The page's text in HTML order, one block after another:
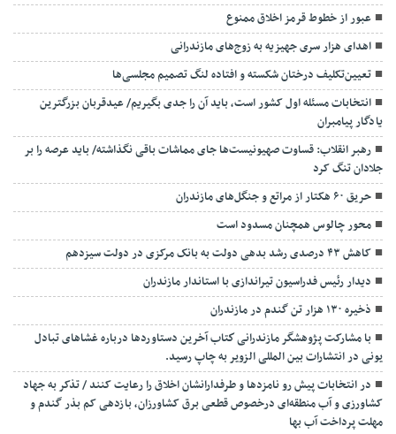
عبور از خطوط قرمز اخلاق ممنوع
اهدای هزار سری جهیزیه به زوج‌های مازندرانی
تعیین‌تکلیف درختان شکسته و افتاده لنگ تصمیم مجلسی‌ها
انتخابات مسئله اول کشور است، باید آن را جدی بگیریم/ عیدقربان بزرگترین
یادگار پیامبران
رهبر انقلاب: قساوت صهیونیست‌ها جای مماشات باقی نگذاشته/ باید عرصه را بر
جلادان تنگ کرد
حریق ۶۰ هکتار از مراتع و جنگل‌های مازندران
محور چالوس همچنان مسدود است
کاهش ۴۳ درصدی رشد بدهی دولت به بانک مرکزی در دولت سیزدهم
دیدار رئیس فدراسیون تیراندازی با استاندار مازندران
ذخیره ۱۳۰ هزار تن گندم در مازندران
با مشارکت پژوهشگر مازندرانی كتاب آخرین دستاوردها درباره غشاهای تبادل
یونی در انتشارات بین المللی الزویر به چاپ رسید.
در انتخابات پیش رو نامزدها و طرفدارانشان اخلاق را رعایت کنند / تذکر به جهاد
کشاورزی و آب منطقه‌ای درخصوص قطعی برق کشاورزان، بازدهی کم بذر گندم و
مهلت پرداخت آب بها